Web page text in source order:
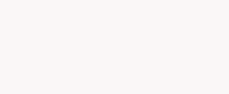
en IA están entre los
siguen aumentando: más de la mitad han
tres años, según los estudios